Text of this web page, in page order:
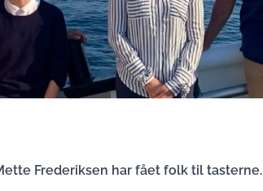
Frederiksen har fået folk til tasterne.